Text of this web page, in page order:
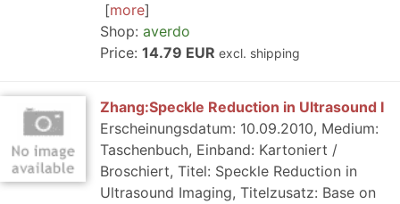
more
Shop: averdo
Price: 14.79 EUR excl. shipping
Zhang:Speckle Reduction in Ultrasound I
Erscheinungsdatum: 10.09.2010, Medium:
Taschenbuch, Einband: Kartoniert /
Broschiert, Titel: Speckle Reduction in
Ultrasound Imaging, Titelzusatz: Base on